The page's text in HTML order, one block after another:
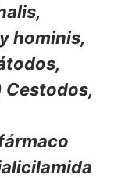
hominis,
Cestodos,